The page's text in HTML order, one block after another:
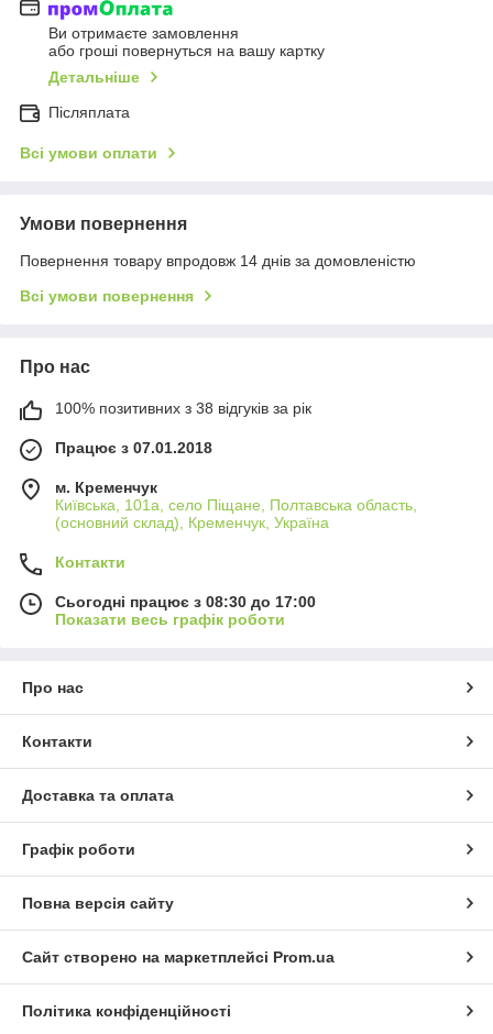
Ви отримаєте замовлення
або гроші повернуться на вашу картку
Детальніше
Післяплата
Всі умови оплати
Умови повернення
Повернення товару впродовж 14 днів за домовленістю
Всі умови повернення
Про нас
100% позитивних з 38 відгуків за рік
Працює з 07.01.2018
м. Кременчук
Київська, 101а, село Піщане, Полтавська область,
(основний склад), Кременчук, Україна
Контакти
Сьогодні працює з 08:30 до 17:00
Показати весь графік роботи
Про нас
Контакти
Доставка та оплата
Графік роботи
Повна версія сайту
Сайт створено на маркетплейсі Prom.ua
Політика конфіденційності